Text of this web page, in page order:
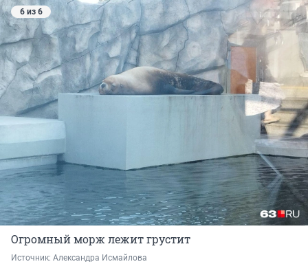
6 из 6
Огромный морж лежит грустит
Источник: Александра Исмайлова